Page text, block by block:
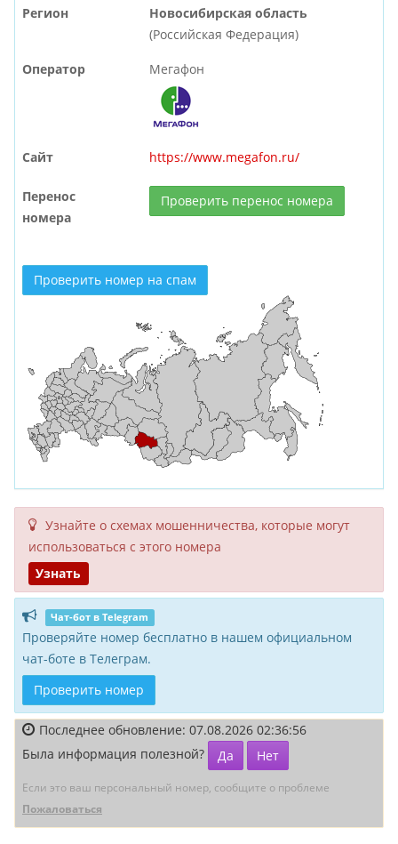
Регион
Новосибирская область
(Российская Федерация)
Оператор Мегафон
Сайт https://www.megafon.ru/
Перенос
номера
Проверить перенос номера
Проверить номер на спам
Узнайте о схемах мошенни­чества, кото­рые могут
исполь­зоваться с этого номера
Узнать
Чат-бот в Telegram
Проверяйте номер бесплатно в нашем официальном
чат-боте в Телеграм.
Проверить номер
Последнее обновление: 07.08.2026 02:36:56
Была информация полезной?
Да Нет
Если это ваш персональный номер, сообщите о проблеме
Пожаловаться